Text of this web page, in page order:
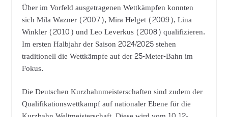
Über im Vorfeld ausgetragenen Wettkämpfen konnten
sich Mila Wazner (2007), Mira Helget (2009), Lina
Winkler (2010) und Leo Leverkus (2008) qualifizieren.
Im ersten Halbjahr der Saison 2024/2025 stehen
traditionell die Wettkämpfe auf der 25-Meter-Bahn im
Fokus.
Die Deutschen Kurzbahnmeisterschaften sind zudem der
Qualifikationswettkampf auf nationaler Ebene für die